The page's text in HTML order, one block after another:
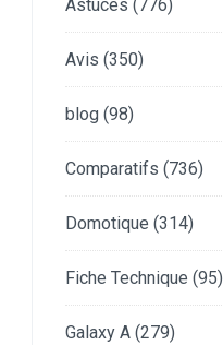
Astuces (776)
Avis (350)
blog (98)
Comparatifs (736)
Domotique (314)
Fiche Technique (95)
Galaxy A (279)